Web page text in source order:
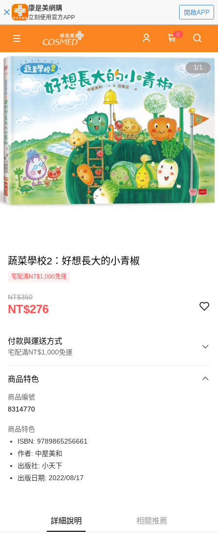
康是美網購
立刻使用官方APP
開啟APP
0
1/1
蔬菜學校2：好想長大的小青椒
宅配滿NT$1,000免運
NT$350
NT$276
付款與運送方式
宅配滿NT$1,000免運
icash Pay
信用卡一次付款
LINE Pay
Apple Pay
街口支付
商品特色
商品編號
8314770
商品特色
ISBN: 9789865256661
作者: 中屋美和
出版社: 小天下
出版日期: 2022/08/17
詳細說明 相關推薦